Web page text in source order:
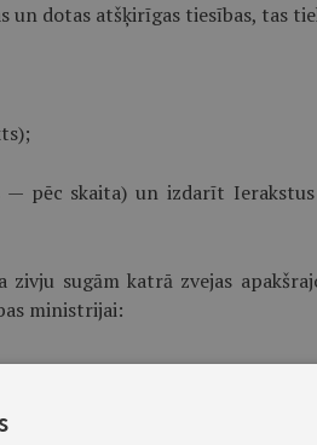
un dotas atšķirīgas tiesības, tas
pēc skaita) un izdarīt
sugām katrā zvejas
ministrijai: